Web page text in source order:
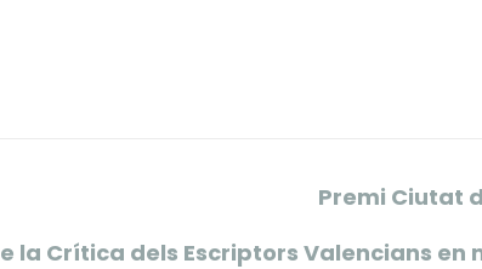
Premi Ciutat
la Crítica dels Escriptors Valencians